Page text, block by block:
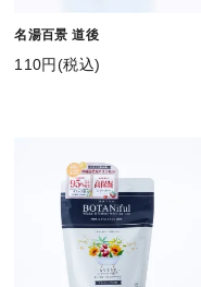
名湯百景 道後
110円(税込)